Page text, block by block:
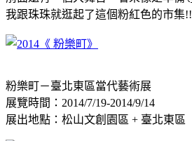
我跟珠珠就逛起了這個粉紅色的市集!!
粉樂町－臺北東區當代藝術展
展覽時間：2014/7/19-2014/9/14
展出地點：松山文創園區 + 臺北東區